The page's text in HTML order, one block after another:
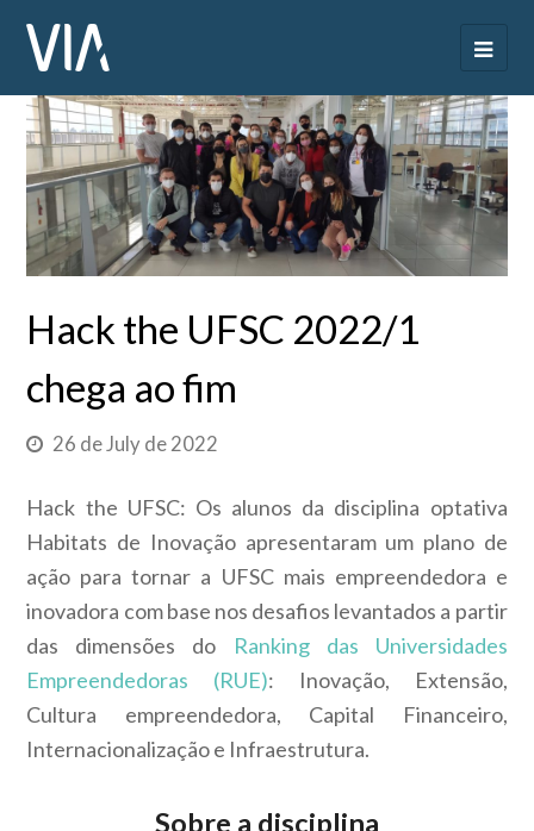
Hack the UFSC 2022/1
chega ao fim
26 de July de 2022
Hack the UFSC: Os alunos da disciplina optativa
Habitats de Inovação apresentaram um plano de
ação para tornar a UFSC mais empreendedora e
inovadora com base nos desafios levantados a partir
das dimensões do
Ranking das Universidades
Empreendedoras (RUE): Inovação, Extensão,
Cultura empreendedora, Capital Financeiro,
Internacionalização e Infraestrutura.
Sobre a disciplina